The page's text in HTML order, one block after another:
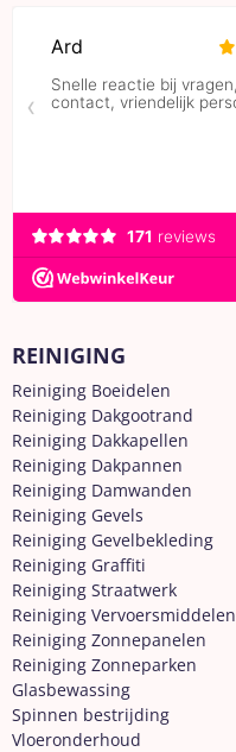
REINIGING
Reiniging Boeidelen
Reiniging Dakgootrand
Reiniging Dakkapellen
Reiniging Dakpannen
Reiniging Damwanden
Reiniging Gevels
Reiniging Gevelbekleding
Reiniging Graffiti
Reiniging Straatwerk
Reiniging Vervoersmiddelen
Reiniging Zonnepanelen
Reiniging Zonneparken
Glasbewassing
Spinnen bestrijding
Vloeronderhoud